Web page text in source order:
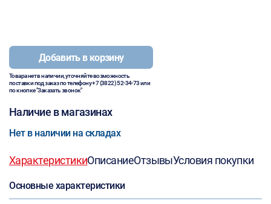
Добавить в корзину
Товара нет в наличии, уточняйте возможность
поставки под заказ по телефону+7 (3822) 52-34-73или
по кнопке "Заказать звонок"
Наличие в магазинах
Нет в наличии на складах
ХарактеристикиОписаниеОтзывыУсловия покупки
Основные характеристики